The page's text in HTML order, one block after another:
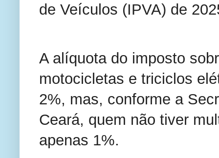
de Veículos (IPVA) de
A alíquota do imposto
motocicletas e triciclos
2%, mas, conforme a
Ceará, quem não tiver
apenas 1%.